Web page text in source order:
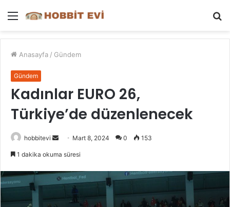
Menü
Anasayfa / Gündem
Gündem
Kadınlar EURO 26,
Türkiye’de düzenlenecek
hobbitevi
Bir
göndermek
Mart 8, 2024 0 153
1 dakika okuma süresi